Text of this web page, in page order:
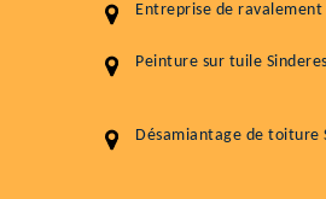
Entreprise de ravalement
Peinture sur tuile Sinderes
Désamiantage de toiture